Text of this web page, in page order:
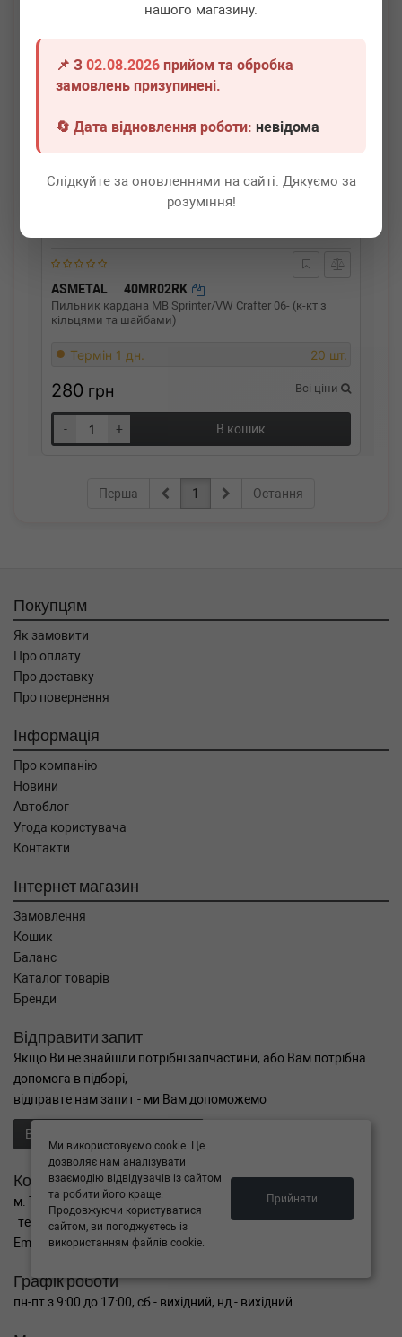
нашого магазину.
📌 З02.08.2026 прийом та обробка
замовлень призупинені.
🔄 Дата відновлення роботи:невідома
Слідкуйте за оновленнями на сайті. Дякуємо за
розуміння!
В кошик
ASMETAL 40MR02RK
Пильник кардана MB Sprinter/VW Crafter 06- (к-кт з
кільцями та шайбами)
Термін 1 дн. 20 шт.
280 грн Всі ціни
- + В кошик
Перша 1 Остання
Покупцям
Як замовити
Про оплату
Про доставку
Про повернення
Інформація
Про компанію
Новини
Автоблог
Угода користувача
Контакти
Інтернет магазин
Замовлення
Кошик
Баланс
Каталог товарів
Бренди
Відправити запит
Якщо Ви не знайшли потрібні запчастини, або Вам потрібна
допомога в підборі,
відправте нам запит - ми Вам допоможемо
Відправити запит продавцю
Контакти
м. Тернопіль вул. Микулинецька 106а
тел. +38(099)650-59-19
Email. autokitparts@yahoo.com
Графік роботи
пн-пт з 9:00 до 17:00, сб - вихідний, нд - вихідний
Ми використовуємо cookie. Це
дозволяє нам аналізувати
взаємодію відвідувачів із сайтом
та робити його краще.
Продовжуючи користуватися
сайтом, ви погоджуєтесь із
використанням файлів cookie.
Прийняти